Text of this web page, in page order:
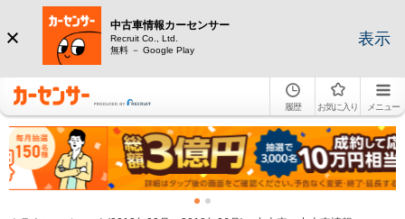
中古車情報カーセンサー
Recruit Co., Ltd.
無料 － Google Play
表示
履歴 お気に入り メニュー